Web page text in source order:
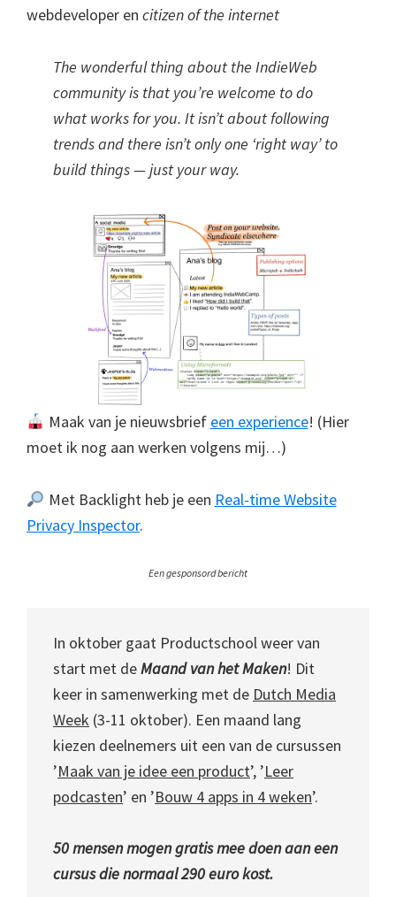
webdeveloper en citizen of the internet
The wonderful thing about the IndieWeb
community is that you’re welcome to do
what works for you. It isn’t about following
trends and there isn’t only one ‘right way’ to
build things — just your way.
Maak van je nieuwsbrief een experience! (Hier
moet ik nog aan werken volgens mij…)
Met Backlight heb je een Real-time Website
Privacy Inspector.
Een gesponsord bericht
In oktober gaat Productschool weer van
start met deMaand van het Maken! Dit
keer in samenwerking met de Dutch Media
Week (3-11 oktober). Een maand lang
kiezen deelnemers uit een van de cursussen
’Maak van je idee een product’, ’Leer
podcasten’ en ’Bouw 4 apps in 4 weken’.
50 mensen mogen gratis mee doen aan een
cursus die normaal 290 euro kost.